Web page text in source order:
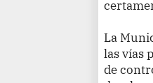
La
las vías
de